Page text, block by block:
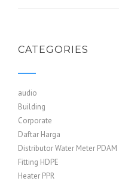
CATEGORIES
audio
Building
Corporate
Daftar Harga
Distributor Water Meter
Fitting HDPE
Heater PPR